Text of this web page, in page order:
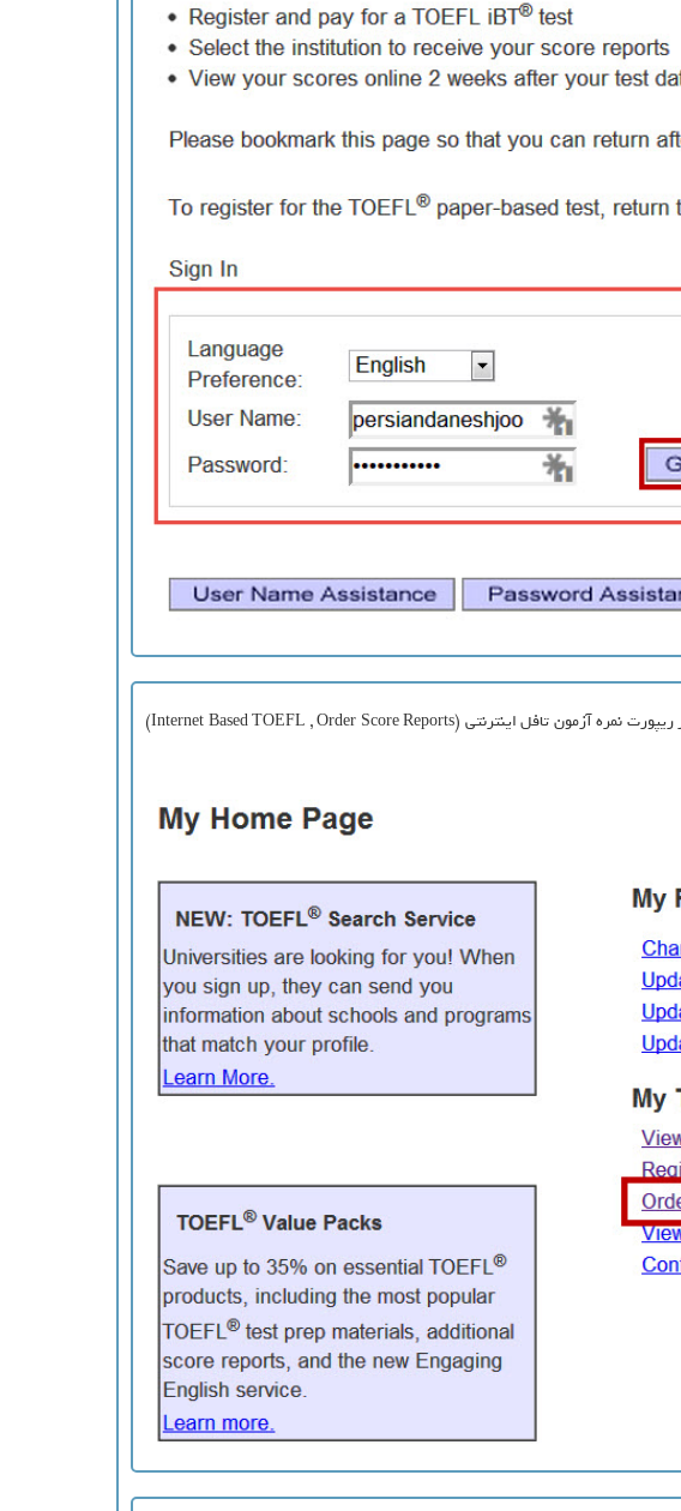
پس از کلیک روی GO شما وارد پروفایل اختصاصی خود (My Home Page) خواهید شد. در این مرحله و به منظور ریپورت نمره آزمون تافل اینترنتی (Internet Based TOEFL , Order Score Reports)